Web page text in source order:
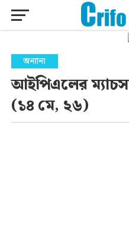
অন্যান্য
আইপিএলের
(১৪ মে, ২৬)